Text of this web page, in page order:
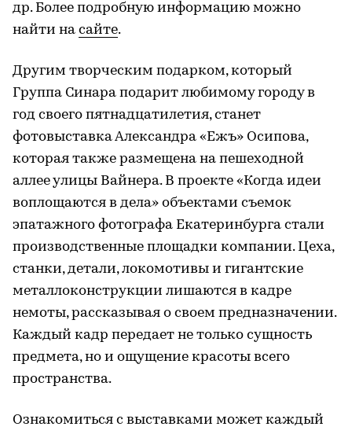
др. Более подробную информацию можно
найти на сайте.
Другим творческим подарком, который
Группа Синара подарит любимому городу в
год своего пятнадцатилетия, станет
фотовыставка Александра «Ежъ» Осипова,
которая также размещена на пешеходной
аллее улицы Вайнера. В проекте «Когда идеи
воплощаются в дела» объектами съемок
эпатажного фотографа Екатеринбурга стали
производственные площадки компании. Цеха,
станки, детали, локомотивы и гигантские
металлоконструкции лишаются в кадре
немоты, рассказывая о своем предназначении.
Каждый кадр передает не только сущность
предмета, но и ощущение красоты всего
пространства.
Ознакомиться с выставками может каждый